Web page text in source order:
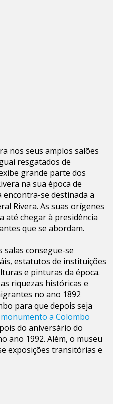
nos seus amplos salões
resgatados de
grande parte dos
na sua época de
se destinada a
Rivera. As suas orígenes
até chegar à presidência
que se abordam.
consegue-se
estatutos de instituições
e pinturas da época.
riquezas históricas e
no ano 1892
para que depois seja
monumento a Colombo
do aniversário do
ano 1992. Além, o museu
exposições transitórias e